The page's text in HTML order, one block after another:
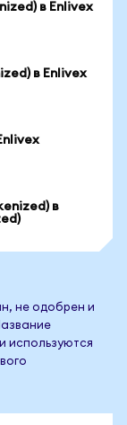
в Enlivex
в Enlivex
в
не одобрен и
используются